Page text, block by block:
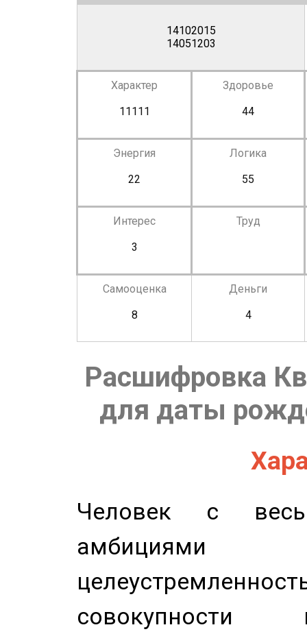
14102015
14051203
Характер
11111
Здоровье
44
Энергия
22
Логика
55
Интерес
3
Труд
Самооценка
8
Деньги
4
Расшифровка
для даты
Человек с